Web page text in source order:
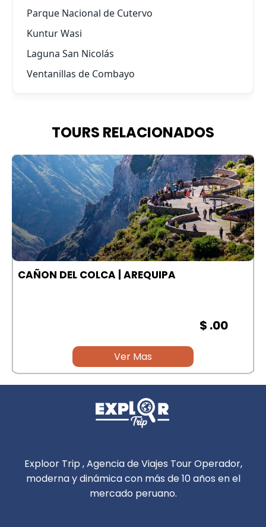
Parque Nacional de Cutervo
Kuntur Wasi
Laguna San Nicolás
Ventanillas de Combayo
TOURS RELACIONADOS
CAÑON DEL COLCA | AREQUIPA
$ .00
Ver Mas
Exploor Trip , Agencia de Viajes Tour Operador,
moderna y dinámica con más de 10 años en el
mercado peruano.